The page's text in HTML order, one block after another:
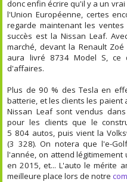
donc enfin écrire qu'il y a un
l'Union Européenne, certes
regarde maintenant les
succès est la Nissan Leaf.
marché, devant la Renault
aura livré 8734 Model S,
d'affaires.
Plus de 90 % des Tesla en
batterie, et les clients les
Nissan Leaf sont vendus
pour les clients que le
5 804 autos, puis vient la
(3 328). On notera que l'e-
l'année, on attend
en 2015, et... L'auto le mérite
meilleure place lors de notre